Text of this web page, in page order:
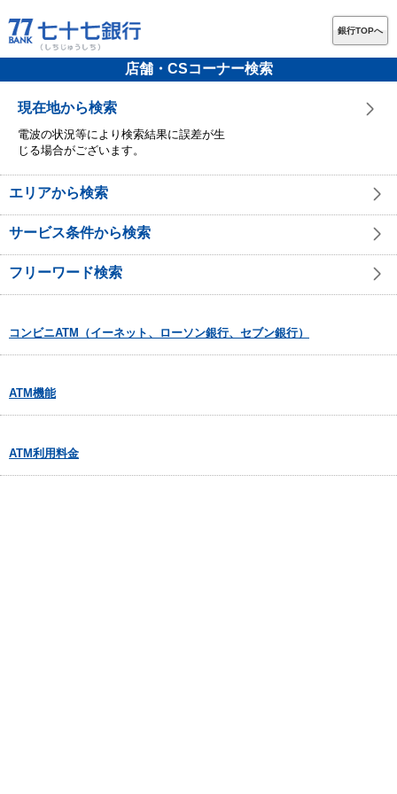
銀行TOPへ
店舗・CSコーナー検索
現在地から検索
電波の状況等により検索結果に誤差が生
じる場合がございます。
エリアから検索
サービス条件から検索
フリーワード検索
コンビニATM（イーネット、ローソン銀行、セブン銀行）
ATM機能
ATM利用料金